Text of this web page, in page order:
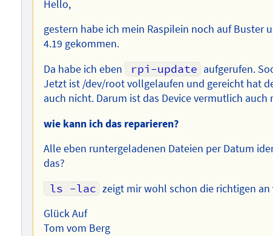
Hello,
gestern habe ich mein Raspilein noch auf Buster
4.19 gekommen.
Da habe ich eben
rpi-update aufgerufen.
Jetzt ist /dev/root vollgelaufen und gereicht hat
auch nicht. Darum ist das Device vermutlich auch
wie kann ich das reparieren?
Alle eben runtergeladenen Dateien per Datum
das?
ls -lac zeigt mir wohl schon die richtigen
Glück Auf
Tom vom Berg